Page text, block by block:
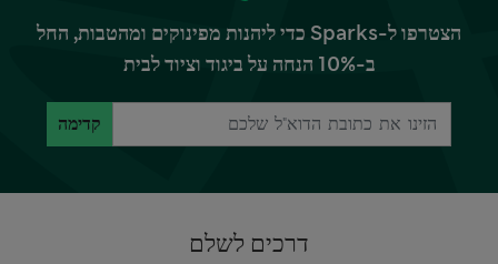
הצטרפו ל-Sparks כדי ליהנות מפינוקים ומהטבות, החל
ב-10% הנחה על ביגוד וציוד לבית
קדימה
דרכים לשלם